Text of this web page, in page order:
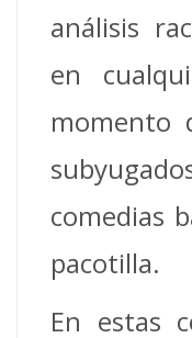
análisis
en
momento
comedias
pacotilla.
En estas